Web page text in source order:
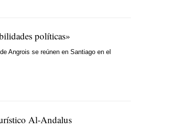
políticas»
Angrois se reúnen en Santiago en el
Al-Andalus